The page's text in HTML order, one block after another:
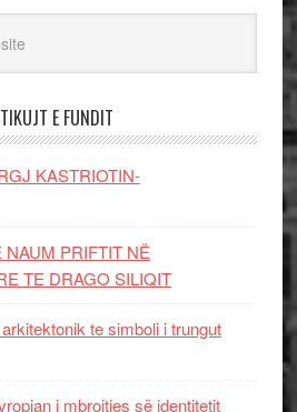
E FUNDIT
KASTRIOTIN-
PRIFTIT NË
TE DRAGO SILIQIT
te simboli i trungut
i mbrojtjes së identitetit